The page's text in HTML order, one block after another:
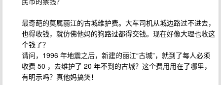
最奇葩的莫属丽江的古城维护费。大车司机从城边路过不进去，
也得收钱，就仿佛他妈的狗路过都得交钱。现在好像大理也收这
个钱了？
请问，1996 年地震之后，新建的丽江“古城”，就到了每人必须
收费 50 ，去维护了 20 年不到的古城？这个费用用在了哪里，
有明示吗？真他妈搞笑！